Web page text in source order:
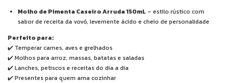
Molho de Pimenta Caseiro Arruda 150mL – estilo rústico com
sabor de receita da vovó, levemente ácido e cheio de personalidade
Perfeito para:
✔️ Temperar carnes, aves e grelhados
✔️ Molhos para arroz, massas, batatas e saladas
✔️ Lanches, petiscos e receitas do dia a dia
✔️ Presentes para quem ama cozinhar